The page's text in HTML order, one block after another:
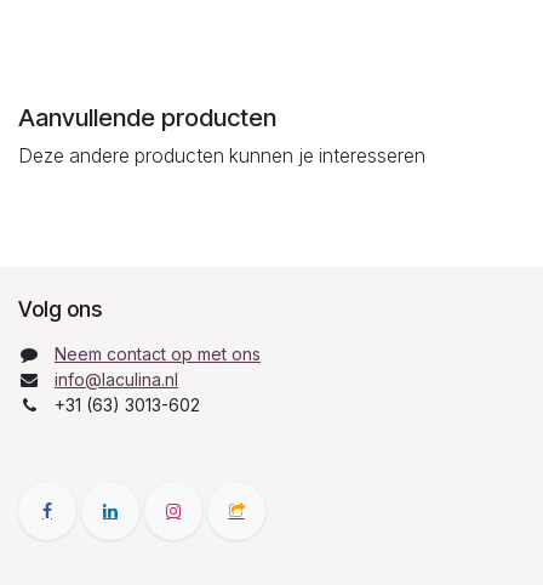
Aanvullende producten
Deze andere producten kunnen je interesseren
Volg ons
Neem contact op met ons
info@laculina.nl
+31 (63) 3013-602